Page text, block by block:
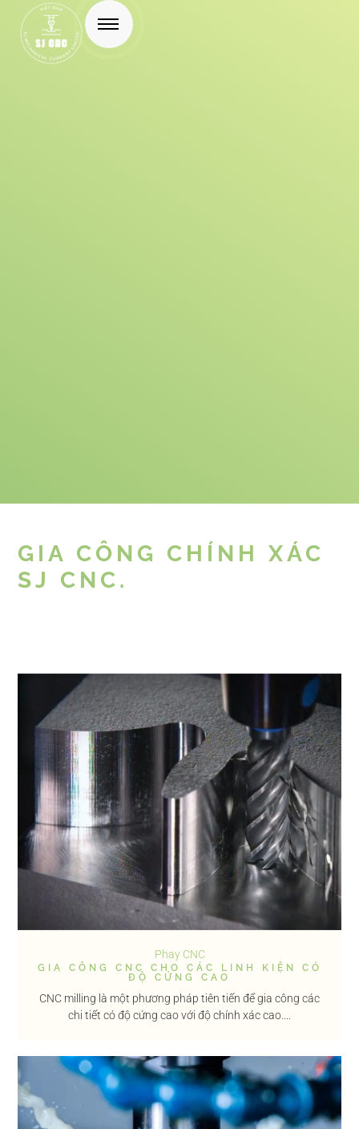
GIA CÔNG CHÍNH XÁC
SJ CNC.
Phay CNC
GIA CÔNG CNC CHO CÁC LINH KIỆN CÓ
ĐỘ CỨNG CAO
CNC milling là một phương pháp tiên tiến để gia công các
chi tiết có độ cứng cao với độ chính xác cao....